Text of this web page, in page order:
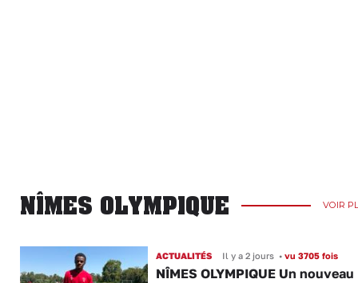
NÎMES OLYMPIQUE VOIR
ACTUALITÉS Il y a 2 jours •vu 3705 fois
NÎMES OLYMPIQUE Un nouveau